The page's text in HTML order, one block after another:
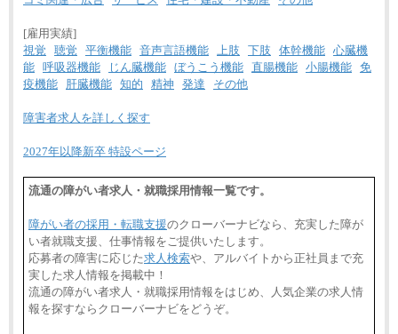
[雇用実績]
視覚
聴覚 平衡機能 音声言語機能 上肢 下肢 体幹機能 心臓機
能 呼吸器機能 じん臓機能 ぼうこう機能 直腸機能 小腸機能 免
疫機能
肝臓機能 知的 精神 発達 その他
障害者求人を詳しく探す
2027年以降新卒 特設ページ
流通の障がい者求人・就職採用情報一覧です。
障がい者の採用・転職支援のクローバーナビなら、充実した障が
い者就職支援、仕事情報をご提供いたします。
応募者の障害に応じた求人検索や、アルバイトから正社員まで充
実した求人情報を掲載中！
流通の障がい者求人・就職採用情報をはじめ、人気企業の求人情
報を探すならクローバーナビをどうぞ。